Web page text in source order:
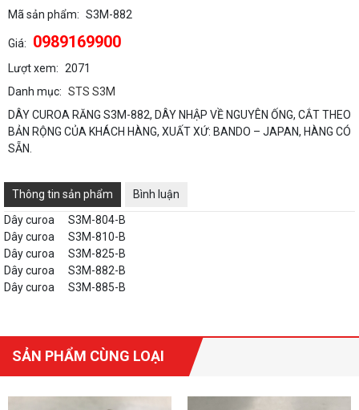
Mã sản phẩm: S3M-882
Giá: 0989169900
Lượt xem: 2071
Danh mục: STS S3M
DÂY CUROA RĂNG S3M-882, DÂY NHẬP VỀ NGUYÊN ỐNG, CẮT THEO
BẢN RỘNG CỦA KHÁCH HÀNG, XUẤT XỨ: BANDO – JAPAN, HÀNG CÓ
SẴN.
Thông tin sản phẩm
Bình luận
Dây curoa
S3M-804-B
Dây curoa
S3M-810-B
Dây curoa
S3M-825-B
Dây curoa
S3M-882-B
Dây curoa
S3M-885-B
SẢN PHẨM CÙNG LOẠI